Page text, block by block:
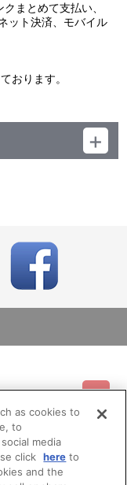
まとめて支払い、
ット決済、モバイル
おります。
リシー
as cookies to
to
media
click here to
and the